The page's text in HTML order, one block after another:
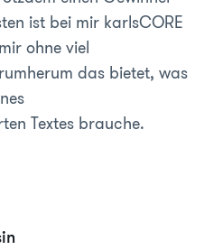
ist bei mir karlsCORE
ohne viel
das bietet, was
Textes brauche.